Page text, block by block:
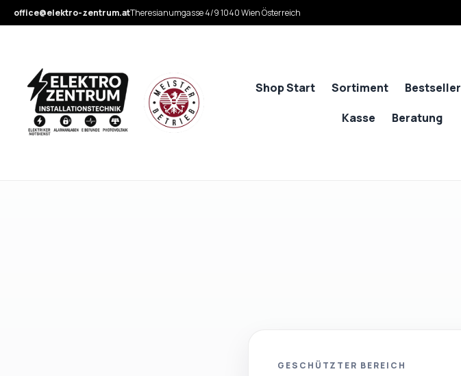
office@elektro-zentrum.atTheresianumgasse 4/9 1040 Wien Österreich
Shop Start Sortiment Bestseller
Kasse
Beratung
GESCHÜTZTER BEREICH